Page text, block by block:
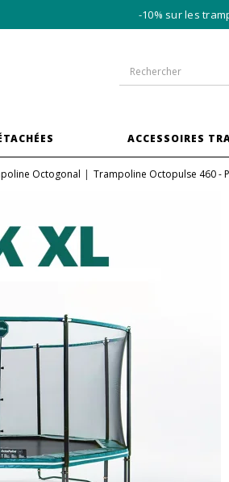
-10% sur les
ACCESSOIRES
Octogonal Trampoline Octopulse 460 -